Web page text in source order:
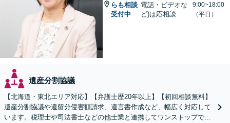
らも相談
受付中
電話・ビデオな
ど)は応相談
9:00~18:00
（平日）
遺産分割協議
【北海道・東北エリア対応】【弁護士歴20年以上】【初回相談無料】
遺産分割協議や遺留分侵害額請求、遺言書作成など、幅広く対応して
います。税理士や司法書士などの他士業と連携してワンストップでの